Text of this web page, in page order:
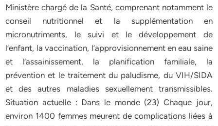
Ministère chargé de la Santé, comprenant notamment le
conseil nutritionnel et la supplémentation en
micronutriments, le suivi et le développement de
l’enfant, la vaccination, l’approvisionnement en eau saine
et l’assainissement, la planification familiale, la
prévention et le traitement du paludisme, du VIH/SIDA
et des autres maladies sexuellement transmissibles.
Situation actuelle : Dans le monde (23) Chaque jour,
environ 1400 femmes meurent de complications liées à